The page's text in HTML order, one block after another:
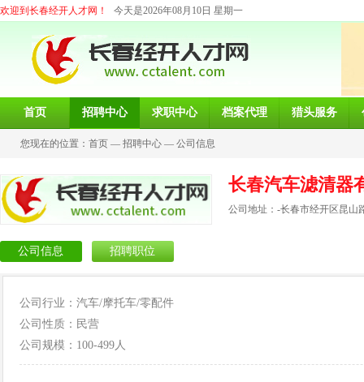
欢迎到长春经开人才网！ 今天是2026年08月10日 星期一
首页 招聘中心 求职中心 档案代理 猎头服务
您现在的位置： 首页 — 招聘中心 — 公司信息
长春汽车滤清器
公司地址：-长春市经开区昆山
公司信息 招聘职位
公司行业：汽车/摩托车/零配件
公司性质：民营
公司规模：100-499人